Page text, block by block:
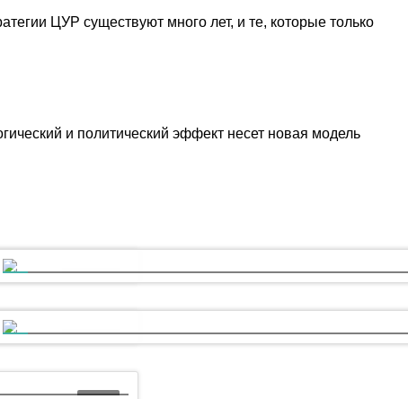
ЦУР существуют много лет, и те, которые только
и политический эффект несет новая модель
Перспективы «озеленения» финансовой системы: лучшие
компанийУстойчивое развитие. Выгодно вместе. 2021г.